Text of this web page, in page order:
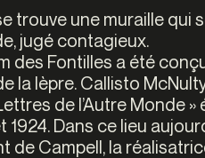
trouve une muraille qui
jugé contagieux.
des Fontilles a été
la lèpre. Callisto
de l’Autre Monde »
Dans ce lieu
de Campell, la